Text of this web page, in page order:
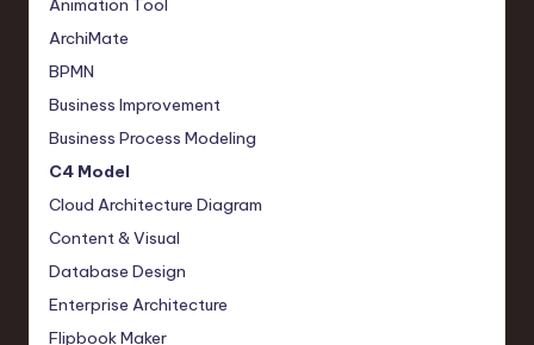
e
c
h
,
a
n
d
ArchiMate
BPMN
Business Improvement
Business Process Modeling
C4 Model
Cloud Architecture Diagram
Content & Visual
Database Design
Enterprise Architecture
Flipbook Maker